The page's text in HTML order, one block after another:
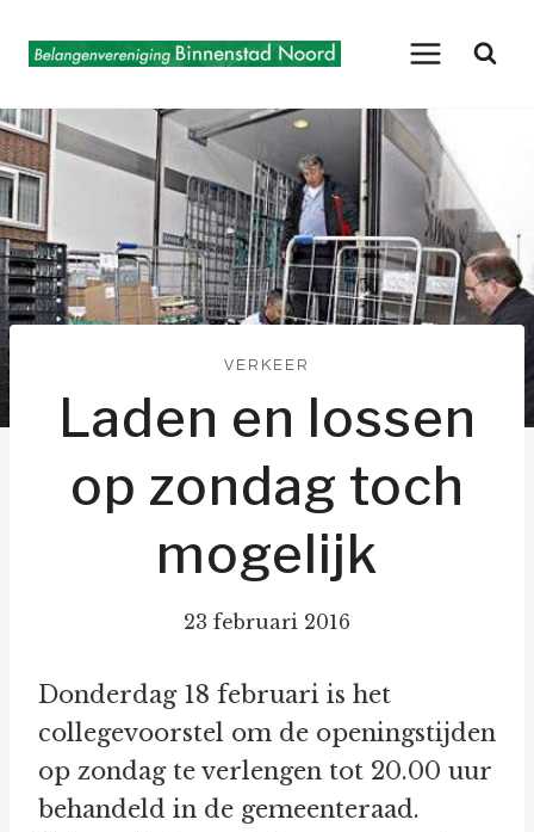
naar
VERKEER
Laden en lossen
op zondag toch
mogelijk
23 februari 2016
Donderdag 18 februari is het
collegevoorstel om de openingstijden
op zondag te verlengen tot 20.00 uur
behandeld in de gemeenteraad.